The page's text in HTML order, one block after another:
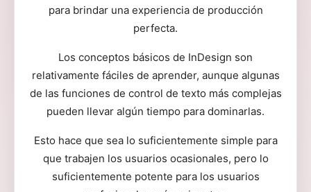
para brindar una experiencia de producción
perfecta.
Los conceptos básicos de InDesign son
relativamente fáciles de aprender, aunque algunas
de las funciones de control de texto más complejas
pueden llevar algún tiempo para dominarlas.
Esto hace que sea lo suficientemente simple para
que trabajen los usuarios ocasionales, pero lo
suficientemente potente para los usuarios